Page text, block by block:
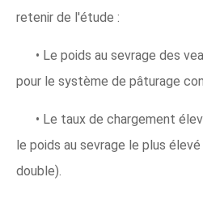
retenir de l'étude :
• Le poids au sevrage des
pour le système de pâturage
• Le taux de chargement
le poids au sevrage le plus
double).